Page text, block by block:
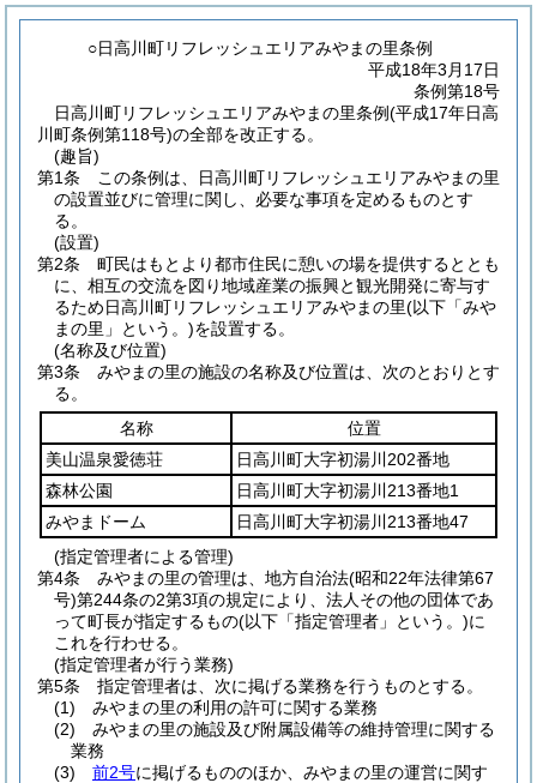
○日高川町リフレッシュエリアみやまの里条例
平成18年3月17日
条例第18号
日高川町リフレッシュエリアみやまの里条例(平成17年日高
川町条例第118号)の全部を改正する。
(趣旨)
第1条
この条例は、日高川町リフレッシュエリアみやまの里
の設置並びに管理に関し、必要な事項を定めるものとす
る。
(設置)
第2条
町民はもとより都市住民に憩いの場を提供するととも
に、相互の交流を図り地域産業の振興と観光開発に寄与す
るため日高川町リフレッシュエリアみやまの里(以下「みや
まの里」という。)を設置する。
(名称及び位置)
第3条
みやまの里の施設の名称及び位置は、次のとおりとす
る。
名称
位置
美山温泉愛徳荘
日高川町大字初湯川202番地
森林公園
日高川町大字初湯川213番地1
みやまドーム
日高川町大字初湯川213番地47
(指定管理者による管理)
第4条
みやまの里の管理は、地方自治法(昭和22年法律第67
号)第244条の2第3項の規定により、法人その他の団体であ
って町長が指定するもの(以下「指定管理者」という。)に
これを行わせる。
(指定管理者が行う業務)
第5条
指定管理者は、次に掲げる業務を行うものとする。
(1)
みやまの里の利用の許可に関する業務
(2)
みやまの里の施設及び附属設備等の維持管理に関する
業務
(3)
前2号に掲げるもののほか、みやまの里の運営に関す